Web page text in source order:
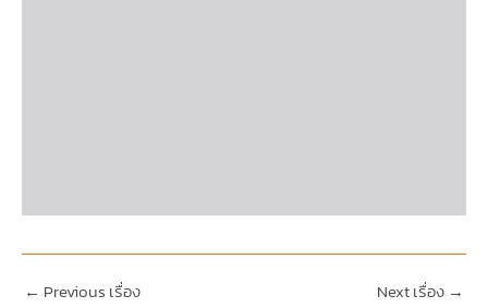
← Previous เรื่อง Next เรื่อง →